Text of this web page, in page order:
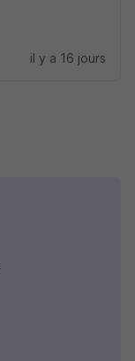
il y a 16 jours